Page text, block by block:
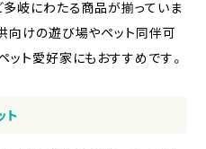
多岐にわたる商品が揃っていま
向けの遊び場やペット同伴可
ト愛好家にもおすすめです。
ト